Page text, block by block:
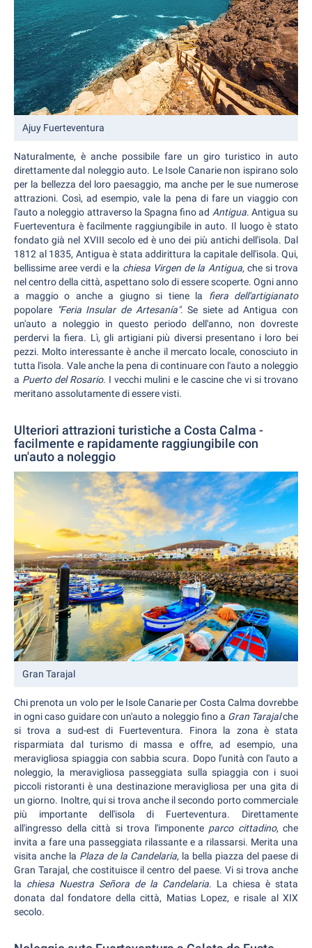
Ajuy Fuerteventura
Naturalmente, è anche possibile fare un giro turistico in auto
direttamente dal noleggio auto. Le Isole Canarie non ispirano solo
per la bellezza del loro paesaggio, ma anche per le sue numerose
attrazioni. Così, ad esempio, vale la pena di fare un viaggio con
l'auto a noleggio attraverso la Spagna fino ad Antigua. Antigua su
Fuerteventura è facilmente raggiungibile in auto. Il luogo è stato
fondato già nel XVIII secolo ed è uno dei più antichi dell'isola. Dal
1812 al 1835, Antigua è stata addirittura la capitale dell'isola. Qui,
bellissime aree verdi e la chiesa Virgen de la Antigua, che si trova
nel centro della città, aspettano solo di essere scoperte. Ogni anno
a maggio o anche a giugno si tiene la fiera dell'artigianato
popolare "Feria Insular de Artesanía". Se siete ad Antigua con
un'auto a noleggio in questo periodo dell'anno, non dovreste
perdervi la fiera. Lì, gli artigiani più diversi presentano i loro bei
pezzi. Molto interessante è anche il mercato locale, conosciuto in
tutta l'isola. Vale anche la pena di continuare con l'auto a noleggio
a Puerto del Rosario. I vecchi mulini e le cascine che vi si trovano
meritano assolutamente di essere visti.
Ulteriori attrazioni turistiche a Costa Calma -
facilmente e rapidamente raggiungibile con
un'auto a noleggio
Gran Tarajal
Chi prenota un volo per le Isole Canarie per Costa Calma dovrebbe
in ogni caso guidare con un'auto a noleggio fino a Gran Tarajalche
si trova a sud-est di Fuerteventura. Finora la zona è stata
risparmiata dal turismo di massa e offre, ad esempio, una
meravigliosa spiaggia con sabbia scura. Dopo l'unità con l'auto a
noleggio, la meravigliosa passeggiata sulla spiaggia con i suoi
piccoli ristoranti è una destinazione meravigliosa per una gita di
un giorno. Inoltre, qui si trova anche il secondo porto commerciale
più importante dell'isola di Fuerteventura. Direttamente
all'ingresso della città si trova l'imponente parco cittadino, che
invita a fare una passeggiata rilassante e a rilassarsi. Merita una
visita anche la Plaza de la Candelaria, la bella piazza del paese di
Gran Tarajal, che costituisce il centro del paese. Vi si trova anche
la chiesa Nuestra Señora de la Candelaria. La chiesa è stata
donata dal fondatore della città, Matias Lopez, e risale al XIX
secolo.